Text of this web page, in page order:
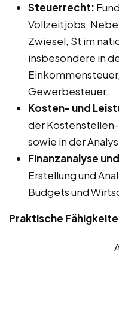
Steuerrecht:
Vollzeitjobs,
Zwiesel, St im
insbesondere in
Gewerbesteuer.
Kosten- und
der
sowie in der
Finanzanalyse
Erstellung und
Budgets und
Praktische